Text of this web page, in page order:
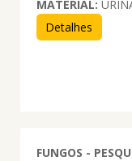
MATERIAL:
Detalhes
FUNGOS -